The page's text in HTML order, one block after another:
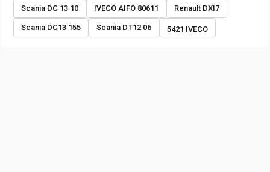
Scania DC 13 10 IVECO AIFO 80611 Renault DXI7
Scania DC13 155 Scania DT12 06 5421 IVECO